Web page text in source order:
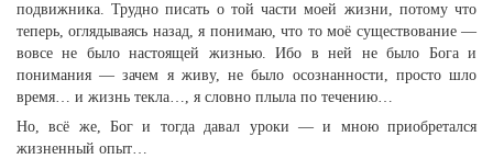
подвижника. Трудно писать о той части моей жизни, потому что
теперь, оглядываясь назад, я понимаю, что то моё существование —
вовсе не было настоящей жизнью. Ибо в ней не было Бога и
понимания — зачем я живу, не было осознанности, просто шло
время… и жизнь текла…, я словно плыла по течению…
Но, всё же, Бог и тогда давал уроки — и мною приобретался
жизненный опыт…